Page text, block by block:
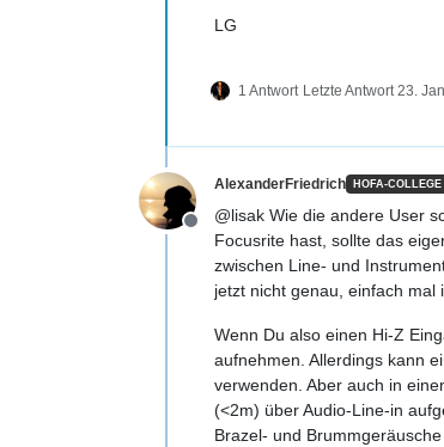
LG
1 Antwort Letzte Antwort 23.
Offline
AlexanderFriedrich HOFA-
@lisak Wie die andere User
Focusrite hast, sollte das
zwischen Line- und
jetzt nicht genau, einfach mal
Wenn Du also einen Hi-Z
aufnehmen. Allerdings kann
verwenden. Aber auch in
(<2m) über Audio-Line-in
Brazel- und